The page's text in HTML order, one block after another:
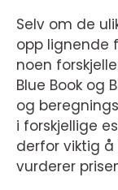
Selv om de
opp lignende
noen
Blue Book og
og
i forskjellige
derfor viktig å
vurderer